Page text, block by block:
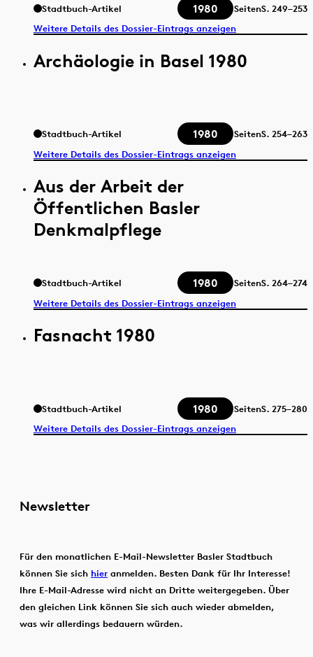
Stadtbuch-Artikel 1980 SeitenS. 249–253
Weitere Details des Dossier-Eintrags anzeigen
Archäologie in Basel 1980
Stadtbuch-Artikel 1980 SeitenS. 254–263
Weitere Details des Dossier-Eintrags anzeigen
Aus der Arbeit der
Öffentlichen Basler
Denkmalpflege
Stadtbuch-Artikel 1980 SeitenS. 264–274
Weitere Details des Dossier-Eintrags anzeigen
Fasnacht 1980
Stadtbuch-Artikel 1980 SeitenS. 275–280
Weitere Details des Dossier-Eintrags anzeigen
Newsletter
Für den monatlichen E-Mail-Newsletter Basler Stadtbuch
können Sie sich hier anmelden. Besten Dank für Ihr Interesse!
Ihre E-Mail-Adresse wird nicht an Dritte weitergegeben. Über
den gleichen Link können Sie sich auch wieder abmelden,
was wir allerdings bedauern würden.